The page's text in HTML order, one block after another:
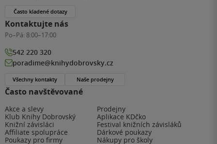
Často navštěvované
Akce a slevy
Prodejny
Klub Knihy Dobrovský
Aplikace KDčko
Knižní závisláci
Festival knižních závisláků
Affiliate spolupráce
Dárkové poukazy
Poukazy pro firmy
Nákupy pro školy
Často kladené dotazy
Kontaktujte nás
Po–Pá: 8:00–17:00
542 220 320
poradime@knihydobrovsky.cz
Všechny kontakty Naše prodejny